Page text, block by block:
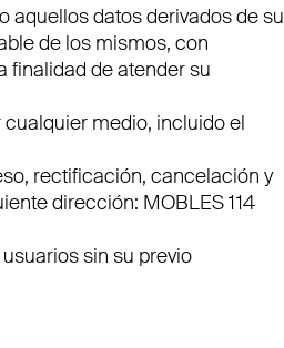
aquellos datos derivados de su
de los mismos, con
finalidad de atender su
medio, incluido el
rectificación, cancelación y
dirección: MOBLES 114
sin su previo